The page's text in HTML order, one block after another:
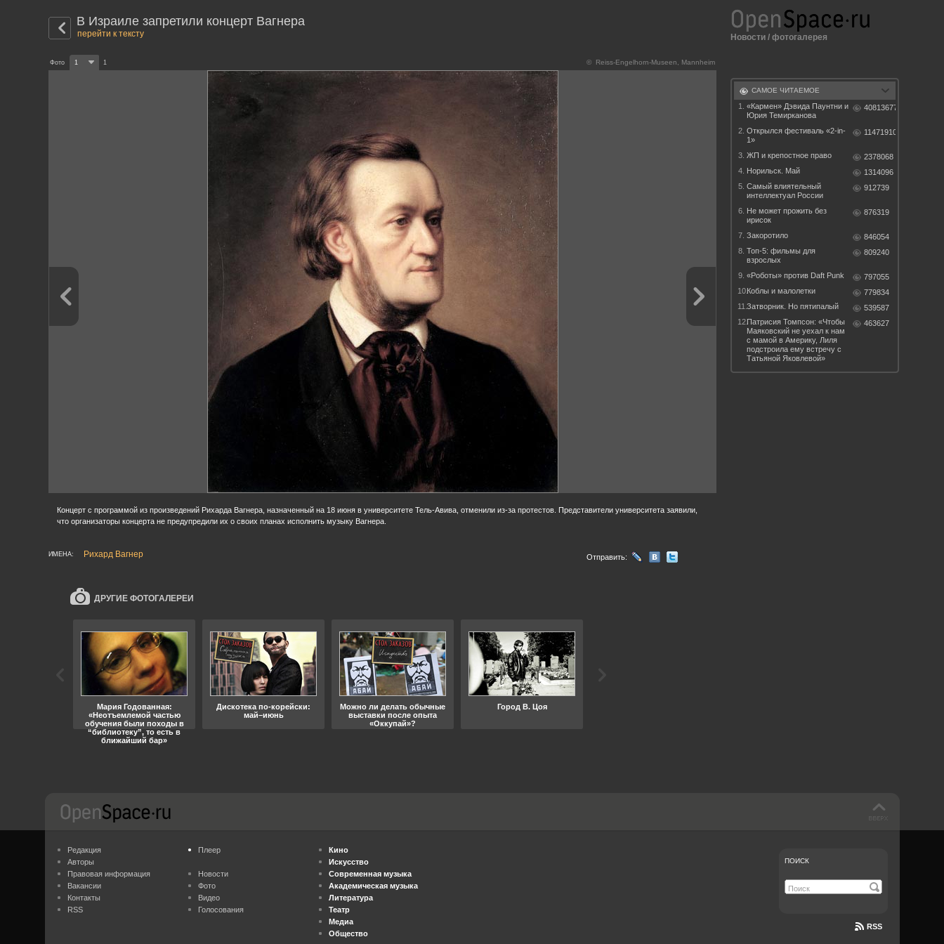
В Израиле запретили концерт Вагнера
перейти к тексту
© Reiss-Engelhorn-Museen, Mannheim
Фото 1 1
Концерт с программой из произведений Рихарда Вагнера, назначенный на 18 июня в университете Тель-Авива, отменили из-за протестов. Представители университета заявили,
что организаторы концерта не предупредили их о своих планах исполнить музыку Вагнера.
ИМЕНА: Рихард Вагнер Отправить:
ДРУГИЕ ФОТОГАЛЕРЕИ
Мария Годованная:
«Неотъемлемой частью
обучения были походы в
“библиотеку”, то есть в
ближайший бар»
Дискотека по-корейски:
май–июнь
Можно ли делать обычные
выставки после опыта
«Оккупай»?
Город В. Цоя
Новости / фотогалерея
САМОЕ ЧИТАЕМОЕ
1.
«Кармен» Дэвида Паунтни и
Юрия Темирканова
40813677
2. Открылся фестиваль «2-in-
1»
11471910
3. ЖП и крепостное право
2378068
4. Норильск. Май
1314096
5. Самый влиятельный
интеллектуал России
912739
6. Не может прожить без
ирисок
876319
7. Закоротило
846054
8. Топ-5: фильмы для
взрослых
809240
9. «Роботы» против Daft Punk
797055
10.Коблы и малолетки
779834
11.Затворник. Но пятипалый
539587
12.Патрисия Томпсон: «Чтобы
Маяковский не уехал к нам
с мамой в Америку, Лиля
подстроила ему встречу с
Татьяной Яковлевой»
463627
Редакция
Авторы
Правовая информация
Вакансии
Контакты
RSS
Плеер
Новости
Фото
Видео
Голосования
Кино
Искусство
Современная музыка
Академическая музыка
Литература
Театр
Медиа
Общество
ПОИСК
RSS